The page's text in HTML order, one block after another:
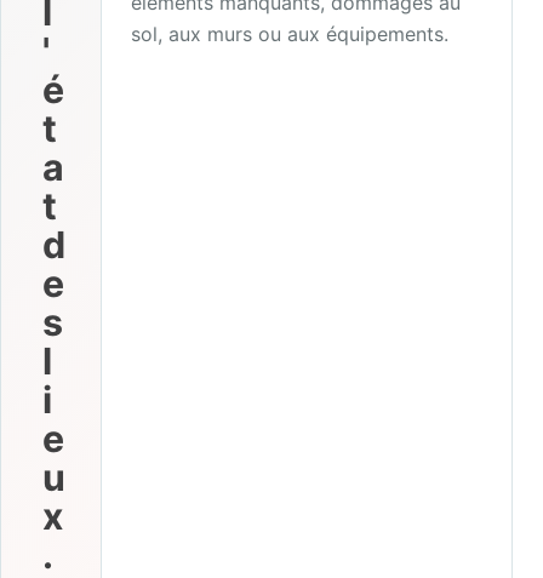
l
'
é
t
a
t
d
e
s
l
i
e
u
x
.
sol, aux murs ou aux équipements.